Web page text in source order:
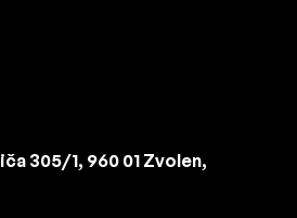
305/1, 960 01 Zvolen,